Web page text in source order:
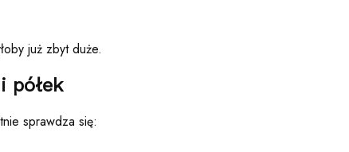
już zbyt duże.
półek
sprawdza się: